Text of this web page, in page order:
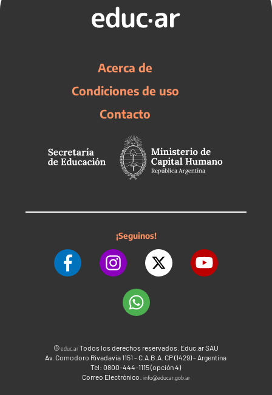
Acerca de
Condiciones de uso
Contacto
¡Seguinos!
©educ.arTodos los derechos reservados. Educ.ar SAU
Av. Comodoro Rivadavia 1151 - C.A.B.A. CP (1429) - Argentina
Tel: 0800-444-1115 (opción 4)
Correo Electrónico: info@educar.gob.ar